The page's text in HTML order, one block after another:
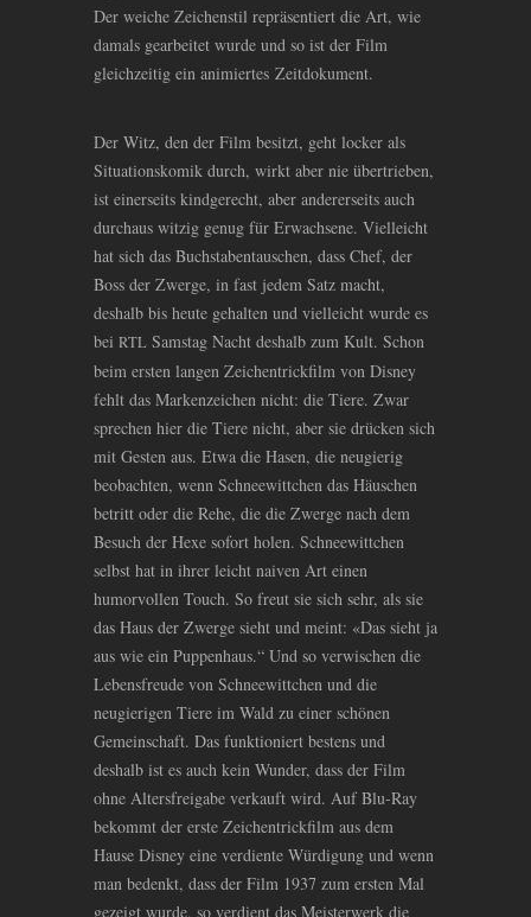
Der weiche Zeichenstil repräsentiert die Art, wie
damals gearbeitet wurde und so ist der Film
gleichzeitig ein animiertes Zeitdokument.
Der Witz, den der Film besitzt, geht locker als
Situationskomik durch, wirkt aber nie übertrieben,
ist einerseits kindgerecht, aber andererseits auch
durchaus witzig genug für Erwachsene. Vielleicht
hat sich das Buchstabentauschen, dass Chef, der
Boss der Zwerge, in fast jedem Satz macht,
deshalb bis heute gehalten und vielleicht wurde es
bei RTL Samstag Nacht deshalb zum Kult. Schon
beim ersten langen Zeichentrickfilm von Disney
fehlt das Markenzeichen nicht: die Tiere. Zwar
sprechen hier die Tiere nicht, aber sie drücken sich
mit Gesten aus. Etwa die Hasen, die neugierig
beobachten, wenn Schneewittchen das Häuschen
betritt oder die Rehe, die die Zwerge nach dem
Besuch der Hexe sofort holen. Schneewittchen
selbst hat in ihrer leicht naiven Art einen
humorvollen Touch. So freut sie sich sehr, als sie
das Haus der Zwerge sieht und meint: «Das sieht ja
aus wie ein Puppenhaus.“ Und so verwischen die
Lebensfreude von Schneewittchen und die
neugierigen Tiere im Wald zu einer schönen
Gemeinschaft. Das funktioniert bestens und
deshalb ist es auch kein Wunder, dass der Film
ohne Altersfreigabe verkauft wird. Auf Blu-Ray
bekommt der erste Zeichentrickfilm aus dem
Hause Disney eine verdiente Würdigung und wenn
man bedenkt, dass der Film 1937 zum ersten Mal
gezeigt wurde, so verdient das Meisterwerk die